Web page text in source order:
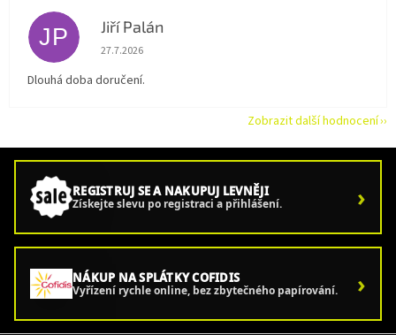
JP Jiří Palán
Hodnocení obchodu je 5 z 5 hvězdiček.
27.7.2026
Dlouhá doba doručení.
Zobrazit další hodnocení
REGISTRUJ SE A NAKUPUJ LEVNĚJI
Získejte slevu po registraci a přihlášení. ›
NÁKUP NA SPLÁTKY COFIDIS
Vyřízení rychle online, bez zbytečného papírování. ›